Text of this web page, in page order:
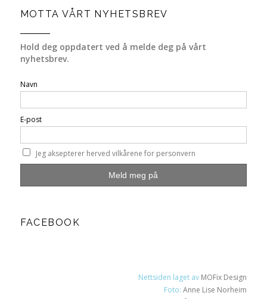
MOTTA VÅRT NYHETSBREV
Hold deg oppdatert ved å melde deg på vårt
nyhetsbrev.
Navn
E-post
Jeg aksepterer herved vilkårene for personvern
FACEBOOK
Nettsiden laget av MOFix Design
Foto:Anne Lise Norheim